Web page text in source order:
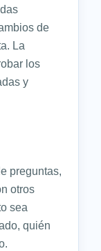
de
La
los
y
preguntas,
otros
sea
quién